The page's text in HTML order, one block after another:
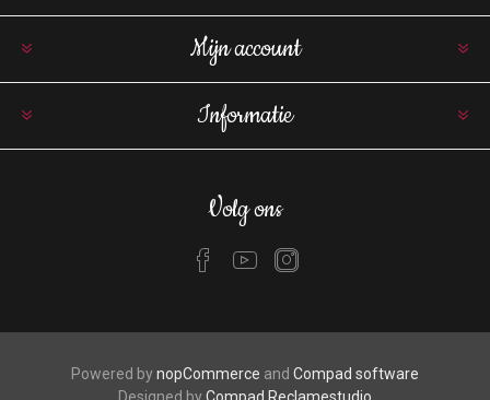
Mijn account
Informatie
Volg ons
Powered bynopCommerce and Compad software